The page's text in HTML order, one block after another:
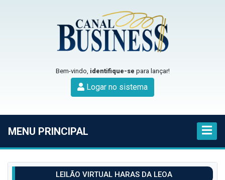
Bem-vindo, identifique-se para lançar!
Logar no sistema
MENU PRINCIPAL
LEILÃO VIRTUAL HARAS DA LEOA